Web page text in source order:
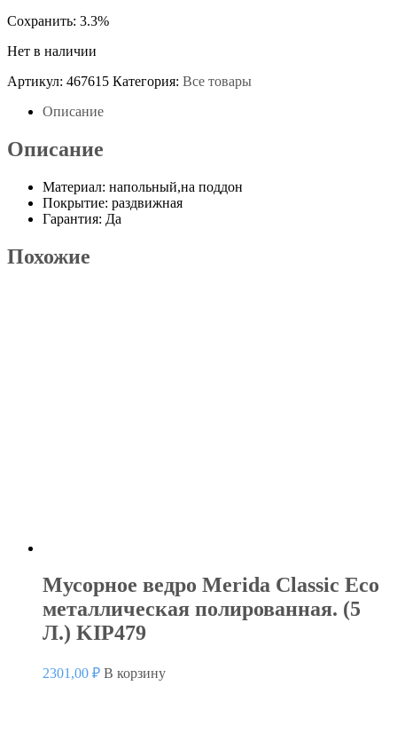
Сохранить: 3.3%
Нет в наличии
Артикул: 467615 Категория: Все товары
Описание
Описание
Материал: напольный,на поддон
Покрытие: раздвижная
Гарантия: Да
Похожие
Мусорное ведро Merida Classic Eco
металлическая полированная. (5
Л.) KIP479
2301,00 ₽ В корзину